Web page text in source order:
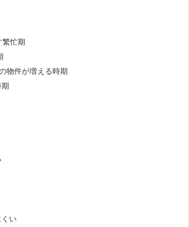
忙期
物件が増える時期
い